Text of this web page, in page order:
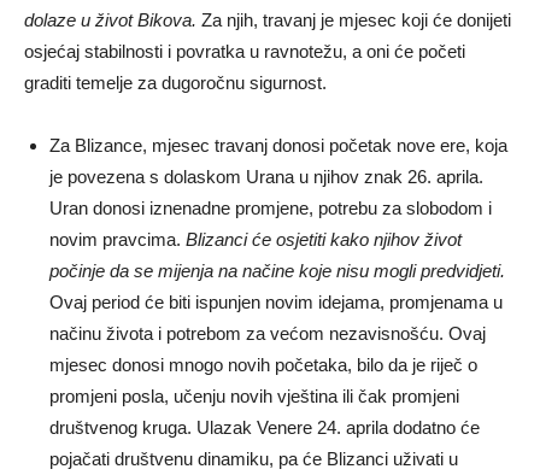
dolaze u život Bikova. Za njih, travanj je mjesec koji će donijeti
osjećaj stabilnosti i povratka u ravnotežu, a oni će početi
graditi temelje za dugoročnu sigurnost.
Za Blizance, mjesec travanj donosi početak nove ere, koja
je povezena s dolaskom Urana u njihov znak 26. aprila.
Uran donosi iznenadne promjene, potrebu za slobodom i
novim pravcima. Blizanci će osjetiti kako njihov život
počinje da se mijenja na načine koje nisu mogli predvidjeti.
Ovaj period će biti ispunjen novim idejama, promjenama u
načinu života i potrebom za većom nezavisnošću. Ovaj
mjesec donosi mnogo novih početaka, bilo da je riječ o
promjeni posla, učenju novih vještina ili čak promjeni
društvenog kruga. Ulazak Venere 24. aprila dodatno će
pojačati društvenu dinamiku, pa će Blizanci uživati u